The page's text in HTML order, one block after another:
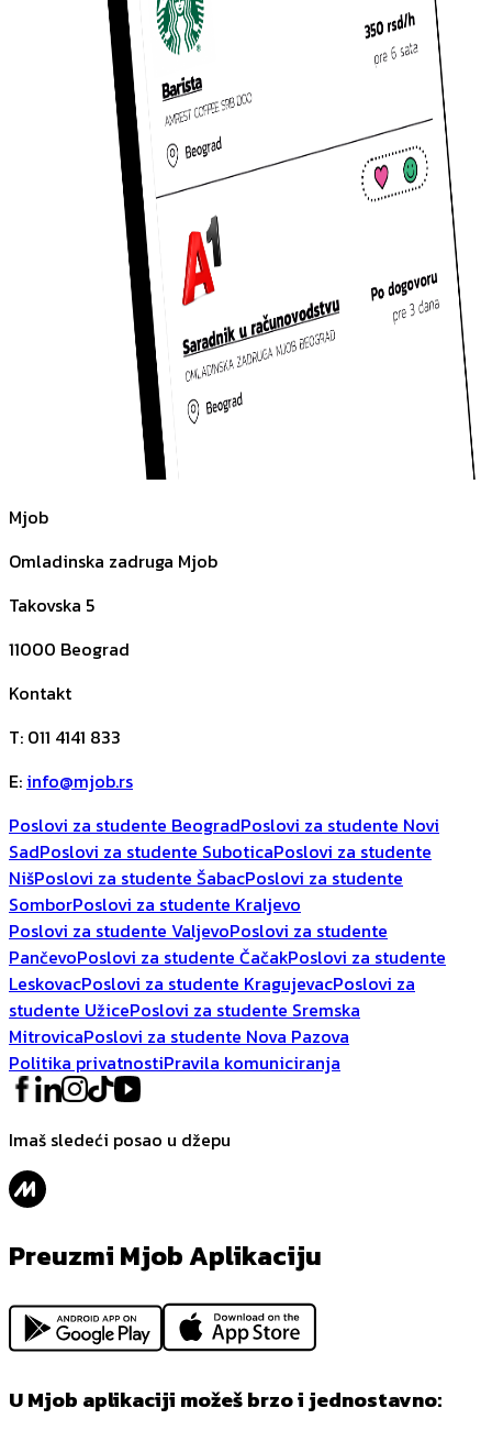
Mjob
Omladinska zadruga Mjob
Takovska 5
11000 Beograd
Kontakt
T: 011 4141 833
E: info@mjob.rs
Poslovi za studente BeogradPoslovi za studente Novi
SadPoslovi za studente SuboticaPoslovi za studente
NišPoslovi za studente ŠabacPoslovi za studente
SomborPoslovi za studente Kraljevo
Poslovi za studente ValjevoPoslovi za studente
PančevoPoslovi za studente ČačakPoslovi za studente
LeskovacPoslovi za studente KragujevacPoslovi za
studente UžicePoslovi za studente Sremska
MitrovicaPoslovi za studente Nova Pazova
Politika privatnostiPravila komuniciranja
Imaš sledeći posao u džepu
Preuzmi Mjob Aplikaciju
U Mjob aplikaciji možeš brzo i jednostavno: